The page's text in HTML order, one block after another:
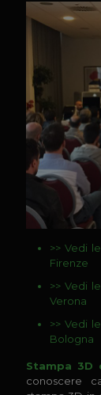
>> Vedi
Firenze
>> Vedi
Verona
>> Vedi
Bologna
Stampa 3D
conoscere